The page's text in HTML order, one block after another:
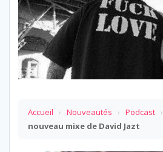
Accueil › Nouveautés › Podcast ›
nouveau mixe de David Jazt